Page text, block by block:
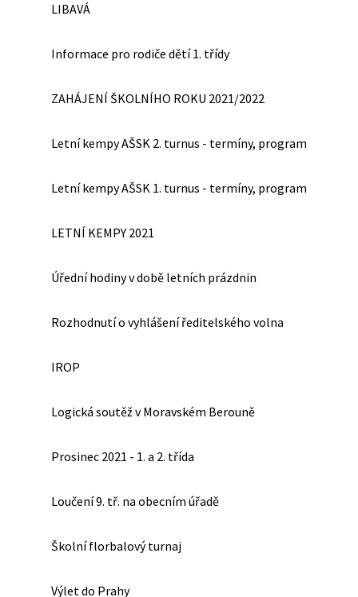
LIBAVÁ
Informace pro rodiče dětí 1. třídy
ZAHÁJENÍ ŠKOLNÍHO ROKU 2021/2022
Letní kempy AŠSK 2. turnus - termíny, program
Letní kempy AŠSK 1. turnus - termíny, program
LETNÍ KEMPY 2021
Úřední hodiny v době letních prázdnin
Rozhodnutí o vyhlášení ředitelského volna
IROP
Logická soutěž v Moravském Berouně
Prosinec 2021 - 1. a 2. třída
Loučení 9. tř. na obecním úřadě
Školní florbalový turnaj
Výlet do Prahy